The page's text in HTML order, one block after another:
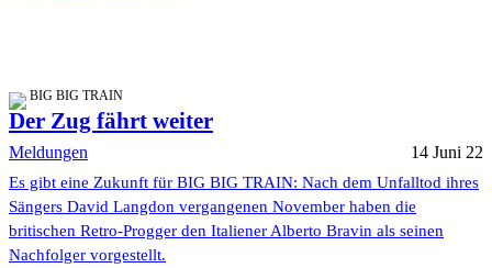
BIG BIG TRAIN
Der Zug fährt weiter
Meldungen 14 Juni 22
Es gibt eine Zukunft für BIG BIG TRAIN: Nach dem Unfalltod ihres
Sängers David Langdon vergangenen November haben die
britischen Retro-Progger den Italiener Alberto Bravin als seinen
Nachfolger vorgestellt.